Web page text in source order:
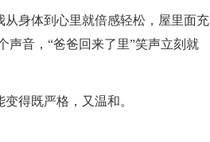
身体到心里就倍感轻松，屋里面充
声音，“爸爸回来了里”笑声立刻就
得既严格，又温和。